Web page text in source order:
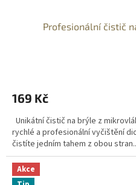
Profesionální čistič
169 Kč
Unikátní čistič na brýle z
rychlé a profesionální vyčištění
čistíte jedním tahem z obou
Akce